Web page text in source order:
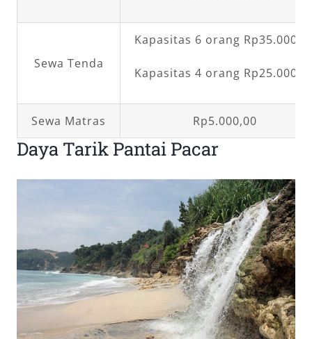
Sewa Tenda
Kapasitas 6 orang
Kapasitas 4 orang
Sewa Matras Rp5.000,00
Daya Tarik Pantai Pacar